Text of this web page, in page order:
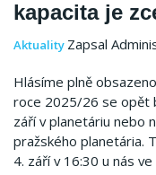
kapacita je
Aktuality Zapsal
Hlásíme plně
roce 2025/26 se opět
září v planetáriu nebo
pražského planetária.
4. září v 16:30 u nás